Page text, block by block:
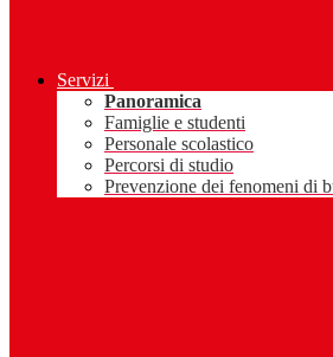
Servizi
Panoramica
Famiglie e studenti
Personale scolastico
Percorsi di studio
Prevenzione dei fenomeni di